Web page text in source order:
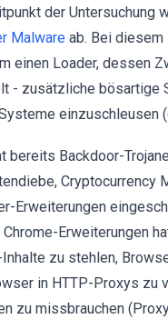
der Untersuchung
Malware ab. Bei diesem
einen Loader, dessen
- zusätzliche bösartige
einzuschleusen
bereits Backdoor-
Cryptocurrency
Erweiterungen
Erweiterungen
zu stehlen,
in HTTP-Proxys zu
zu missbrauchen